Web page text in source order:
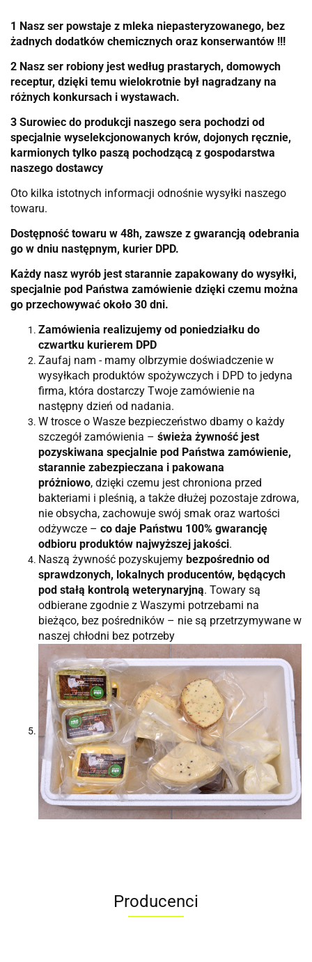
1 Nasz ser powstaje z mleka niepasteryzowanego, bez
żadnych dodatków chemicznych oraz konserwantów !!!
2 Nasz ser robiony jest według prastarych, domowych
receptur, dzięki temu wielokrotnie był nagradzany na
różnych konkursach i wystawach.
3 Surowiec do produkcji naszego sera pochodzi od
specjalnie wyselekcjonowanych krów, dojonych ręcznie,
karmionych tylko paszą pochodzącą z gospodarstwa
naszego dostawcy
Oto kilka istotnych informacji odnośnie wysyłki naszego
towaru.
Dostępność towaru w 48h, zawsze z gwarancją odebrania
go w dniu następnym, kurier DPD.
Każdy nasz wyrób jest starannie zapakowany do wysyłki,
specjalnie pod Państwa zamówienie dzięki czemu można
go przechowywać około 30 dni.
Zamówienia realizujemy od poniedziałku do
czwartku kurierem DPD
Zaufaj nam - mamy olbrzymie doświadczenie w
wysyłkach produktów spożywczych i DPD to jedyna
firma, która dostarczy Twoje zamówienie na
następny dzień od nadania.
W trosce o Wasze bezpieczeństwo dbamy o każdy
szczegół zamówienia – świeża żywność jest
pozyskiwana specjalnie pod Państwa zamówienie,
starannie zabezpieczana i pakowana
próżniowo, dzięki czemu jest chroniona przed
bakteriami i pleśnią, a także dłużej pozostaje zdrowa,
nie obsycha, zachowuje swój smak oraz wartości
odżywcze – co daje Państwu 100% gwarancję
odbioru produktów najwyższej jakości.
Naszą żywność pozyskujemy bezpośrednio od
sprawdzonych, lokalnych producentów, będących
pod stałą kontrolą weterynaryjną. Towary są
odbierane zgodnie z Waszymi potrzebami na
bieżąco, bez pośredników – nie są przetrzymywane w
naszej chłodni bez potrzeby
Producenci